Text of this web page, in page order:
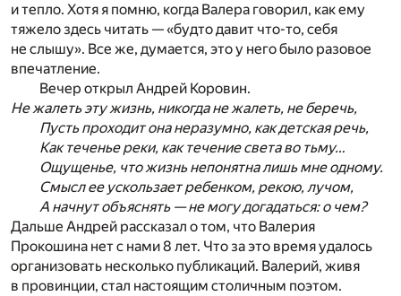
и тепло. Хотя я помню, когда Валера говорил, как ему
тяжело здесь читать — «будто давит что-то, себя
не слышу». Все же, думается, это у него было разовое
впечатление.
Вечер открыл Андрей Коровин.
Не жалеть эту жизнь, никогда не жалеть, не беречь,
Пусть проходит она неразумно, как детская речь,
Как теченье реки, как течение света во тьму…
Ощущенье, что жизнь непонятна лишь мне одному.
Смысл ее ускользает ребенком, рекою, лучом,
А начнут объяснять — не могу догадаться: о чем?
Дальше Андрей рассказал о том, что Валерия
Прокошина нет с нами 8 лет. Что за это время удалось
организовать несколько публикаций. Валерий, живя
в провинции, стал настоящим столичным поэтом.